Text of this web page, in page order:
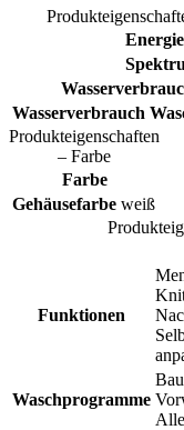
Wasserverbrauch
Produkteigenschaften
– Farbe
Farbe
Gehäusefarbe weiß
Funktionen
Waschprogramme